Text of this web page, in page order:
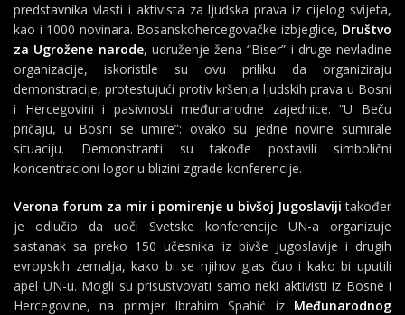
predstavnika vlasti i aktivista za ljudska prava iz cijelog svijeta,
kao i 1000 novinara. Bosanskohercegovačke izbjeglice, Društvo
za Ugrožene narode, udruženje žena “Biser” i druge nevladine
organizacije, iskoristile su ovu priliku da organiziraju
demonstracije, protestujući protiv kršenja ljudskih prava u Bosni
i Hercegovini i pasivnosti međunarodne zajednice. “U Beču
pričaju, u Bosni se umire”: ovako su jedne novine sumirale
situaciju. Demonstranti su takođe postavili simbolični
koncentracioni logor u blizini zgrade konferencije.
Verona forum za mir i pomirenje u bivšoj Jugoslaviji također
je odlučio da uoči Svetske konferencije UN-a organizuje
sastanak sa preko 150 učesnika iz bivše Jugoslavije i drugih
evropskih zemalja, kako bi se njihov glas čuo i kako bi uputili
apel UN-u. Mogli su prisustvovati samo neki aktivisti iz Bosne i
Hercegovine, na primjer Ibrahim Spahić iz Međunarodnog